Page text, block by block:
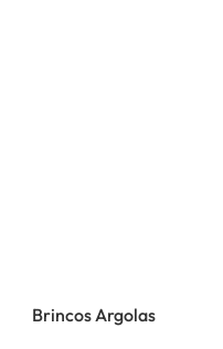
Brincos Argolas